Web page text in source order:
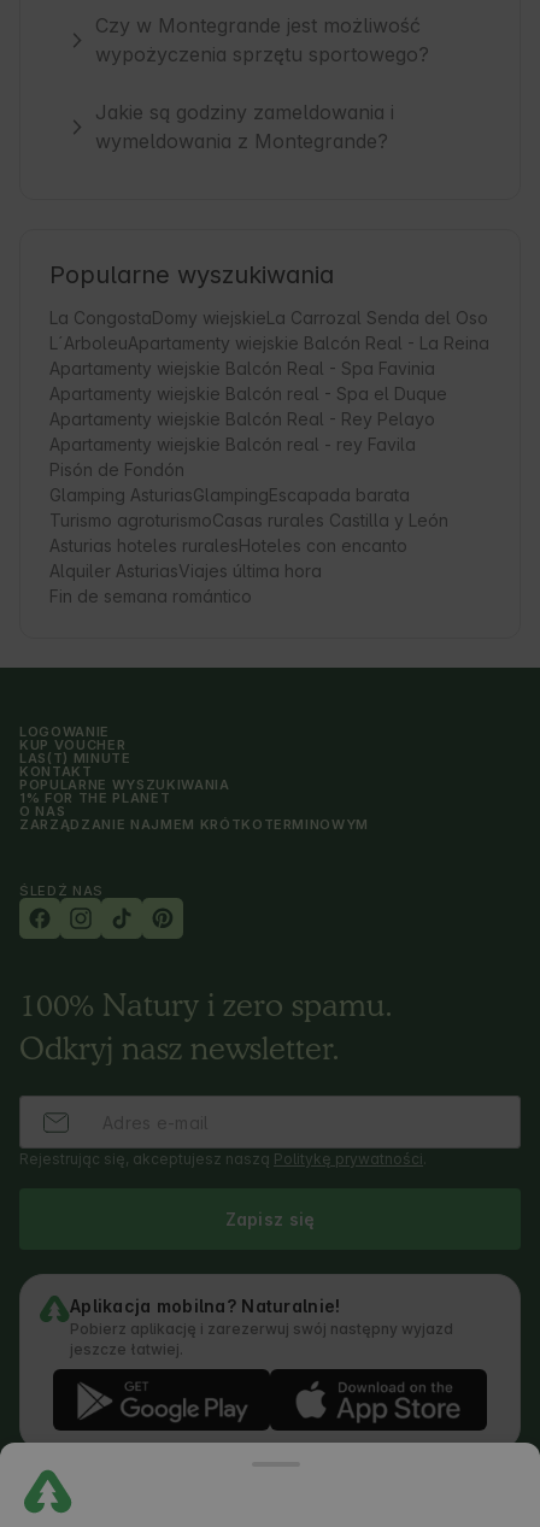
Czy w Montegrande jest możliwość
wypożyczenia sprzętu sportowego?
Jakie są godziny zameldowania i
wymeldowania z Montegrande?
Popularne wyszukiwania
La CongostaDomy wiejskieLa Carrozal Senda del Oso
L´ArboleuApartamenty wiejskie Balcón Real - La Reina
Apartamenty wiejskie Balcón Real - Spa Favinia
Apartamenty wiejskie Balcón real - Spa el Duque
Apartamenty wiejskie Balcón Real - Rey Pelayo
Apartamenty wiejskie Balcón real - rey Favila
Pisón de Fondón
Glamping AsturiasGlampingEscapada barata
Turismo agroturismoCasas rurales Castilla y León
Asturias hoteles ruralesHoteles con encanto
Alquiler AsturiasViajes última hora
Fin de semana romántico
LOGOWANIE
KUP VOUCHER
LAS(T) MINUTE
KONTAKT
POPULARNE WYSZUKIWANIA
1% FOR THE PLANET
O NAS
ZARZĄDZANIE NAJMEM KRÓTKOTERMINOWYM
ŚLEDŹ NAS
100% Natury i zero spamu.
Odkryj nasz newsletter.
Rejestrując się, akceptujesz naszą Politykę prywatności.
Zapisz się
Aplikacja mobilna? Naturalnie!
Pobierz aplikację i zarezerwuj swój następny wyjazd
jeszcze łatwiej.